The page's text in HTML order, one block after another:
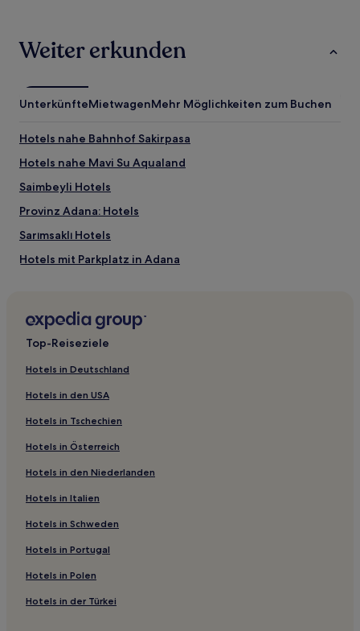
Weiter erkunden
UnterkünfteMietwagenMehr Möglichkeiten zum Buchen
Hotels nahe Bahnhof Sakirpasa
Hotels nahe Mavi Su Aqualand
Saimbeyli Hotels
Provinz Adana: Hotels
Sarımsaklı Hotels
Hotels mit Parkplatz in Adana
Hotels mit inbegriffenem Frühstück in Adana
Top-Reiseziele
Hotels in Deutschland
Hotels in den USA
Hotels in Tschechien
Hotels in Österreich
Hotels in den Niederlanden
Hotels in Italien
Hotels in Schweden
Hotels in Portugal
Hotels in Polen
Hotels in der Türkei